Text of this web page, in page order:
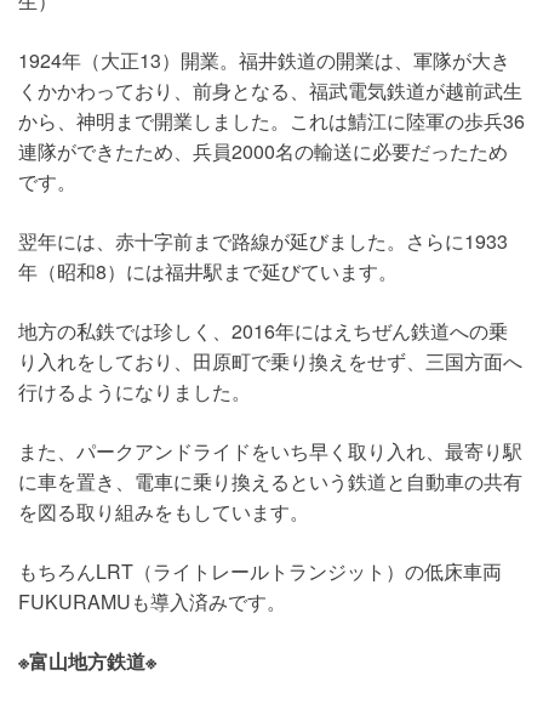
1924年（大正13）開業。福井鉄道の開業は、軍隊が大き
くかかわっており、前身となる、福武電気鉄道が越前武生
から、神明まで開業しました。これは鯖江に陸軍の歩兵36
連隊ができたため、兵員2000名の輸送に必要だったため
です。
翌年には、赤十字前まで路線が延びました。さらに1933
年（昭和8）には福井駅まで延びています。
地方の私鉄では珍しく、2016年にはえちぜん鉄道への乗
り入れをしており、田原町で乗り換えをせず、三国方面へ
行けるようになりました。
また、パークアンドライドをいち早く取り入れ、最寄り駅
に車を置き、電車に乗り換えるという鉄道と自動車の共有
を図る取り組みをもしています。
もちろんLRT（ライトレールトランジット）の低床車両
FUKURAMUも導入済みです。
※富山地方鉄道※